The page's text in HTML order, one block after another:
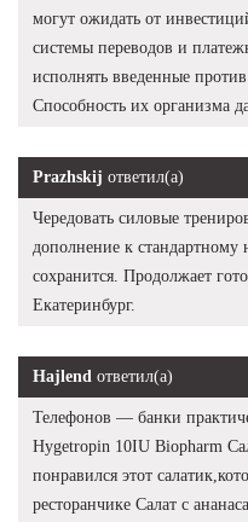
могут ожидать от
системы переводов и
исполнять введенные
Способность их организма
Prazhskij ответил(а)
Чередовать силовые
дополнение к стандартному
сохранится. Продолжает
Екатеринбург.
Hajlend ответил(а)
Телефонов — банки
Hygetropin 10IU Biopharm
понравился этот
ресторанчике Салат с